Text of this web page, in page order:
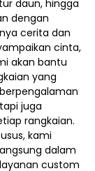
daun, hingga
dengan
cerita dan
cinta,
akan bantu
yang
juga
rangkaian.
kami
dalam
custom